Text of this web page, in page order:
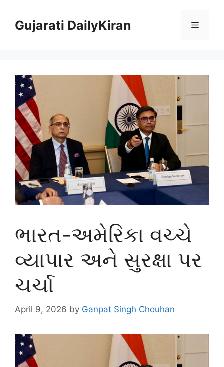
contentGujarati DailyKiran Menu
ભારત-અમેરિકા વચ્ચે
વ્યાપાર અને સુરક્ષા પર
ચર્ચા
April 9, 2026 by Ganpat Singh Chouhan